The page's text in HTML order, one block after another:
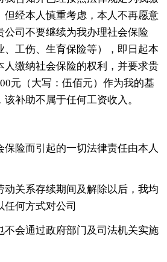
但经本人慎重考虑，本人不再愿意
公司不要继续为我办理社会保险
、工伤、生育保险等），即日起本
人缴纳社会保险的权利，并要求贵
元（大写：伍佰元）作为我的基
补助不属于任何工资收入。
保险而引起的一切法律责任由本人
动关系存续期间及解除以后，我均
何方式对公司
不会通过政府部门及司法机关实施